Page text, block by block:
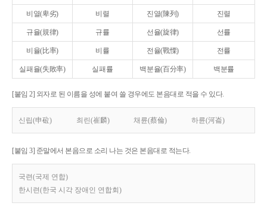
비열(卑劣) 비렬 진열(陳列) 진렬
규율(規律) 규률 선율(旋律) 선률
비율(比率) 비률 전율(戰慄) 전률
실패율(失敗率) 실패률 백분율(百分率) 백분률
[붙임 2] 외자로 된 이름을 성에 붙여 쓸 경우에도 본음대로 적을 수 있다.
신립(申砬) 최린(崔麟) 채륜(蔡倫) 하륜(河崙)
[붙임 3] 준말에서 본음으로 소리 나는 것은 본음대로 적는다.
국련(국제 연합)
한시련(한국 시각 장애인 연합회)